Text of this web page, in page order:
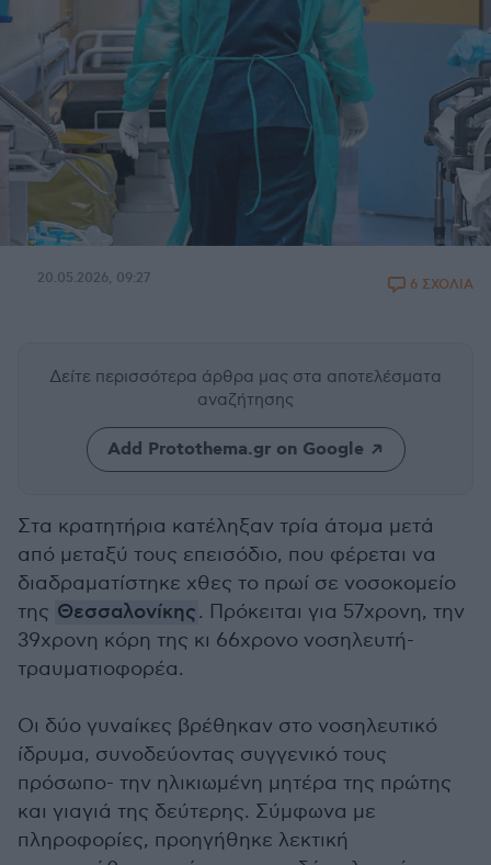
20.05.2026, 09:27 6 ΣΧΟΛΙΑ
Δείτε περισσότερα άρθρα μας στα αποτελέσματα
αναζήτησης
Add Protothema.gr on Google
Στα κρατητήρια κατέληξαν τρία άτομα μετά
από μεταξύ τους επεισόδιο, που φέρεται να
διαδραματίστηκε χθες το πρωί σε νοσοκομείο
της Θεσσαλονίκης. Πρόκειται για 57χρονη, την
39χρονη κόρη της κι 66χρονο νοσηλευτή-
τραυματιοφορέα.
Οι δύο γυναίκες βρέθηκαν στο νοσηλευτικό
ίδρυμα, συνοδεύοντας συγγενικό τους
πρόσωπο- την ηλικιωμένη μητέρα της πρώτης
και γιαγιά της δεύτερης. Σύμφωνα με
πληροφορίες, προηγήθηκε λεκτική